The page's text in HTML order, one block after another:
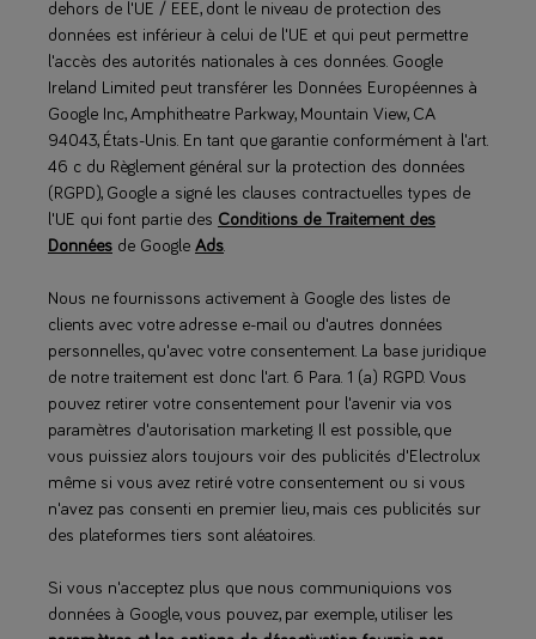
dehors de l'UE / EEE, dont le niveau de protection des
données est inférieur à celui de l'UE et qui peut permettre
l'accès des autorités nationales à ces données. Google
Ireland Limited peut transférer les Données Européennes à
Google Inc, Amphitheatre Parkway, Mountain View, CA
94043, États-Unis. En tant que garantie conformément à l'art.
46 c du Règlement général sur la protection des données
(RGPD), Google a signé les clauses contractuelles types de
l'UE qui font partie des Conditions de Traitement des
Données de Google Ads.
Nous ne fournissons activement à Google des listes de
clients avec votre adresse e-mail ou d'autres données
personnelles, qu'avec votre consentement. La base juridique
de notre traitement est donc l'art. 6 Para. 1 (a) RGPD. Vous
pouvez retirer votre consentement pour l'avenir via vos
paramètres d'autorisation marketing. Il est possible, que
vous puissiez alors toujours voir des publicités d'Electrolux
même si vous avez retiré votre consentement ou si vous
n'avez pas consenti en premier lieu, mais ces publicités sur
des plateformes tiers sont aléatoires.
Si vous n'acceptez plus que nous communiquions vos
données à Google, vous pouvez, par exemple, utiliser les